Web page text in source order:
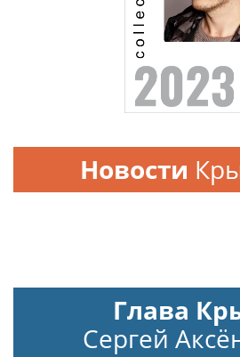
Новости
Глава
Сергей